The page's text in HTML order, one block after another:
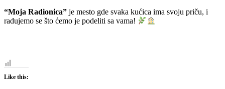
“Moja Radionica” je mesto gde svaka kućica ima svoju priču, i
radujemo se što ćemo je podeliti sa vama!
Like this: